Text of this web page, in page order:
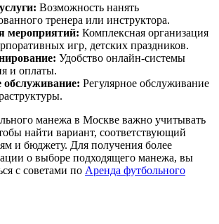
Возможность нанять
тренера или инструктора.
мероприятий: Комплексная организация
игр, детских праздников.
Удобство онлайн-системы
и оплаты.
обслуживание: Регулярное обслуживание
манежа в Москве важно учитывать
найти вариант, соответствующий
и бюджету. Для получения более
о выборе подходящего манежа, вы
с советами по Аренда футбольного